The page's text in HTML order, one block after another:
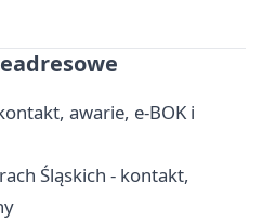
awarie, e-BOK i
Śląskich - kontakt,